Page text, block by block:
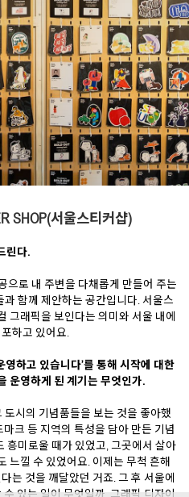
SHOP(서울스티커샵)
린다.
으로 내 주변을 다채롭게 만들어 주는
함께 제안하는 공간입니다. 서울스
그래픽을 보인다는 의미와 서울 내에
하고 있어요.
영하고 있습니다’를 통해 시작에 대한
운영하게 된 계기는 무엇인가.
도시의 기념품들을 보는 것을 좋아했
크 등 지역의 특성을 담아 만든 기념
흥미로울 때가 있었고, 그곳에서 살아
느낄 수 있었어요. 이제는 무척 흔해
는 것을 깨달았던 거죠. 그 후 서울에
있는 일이 무엇일까, 그래픽 디자이